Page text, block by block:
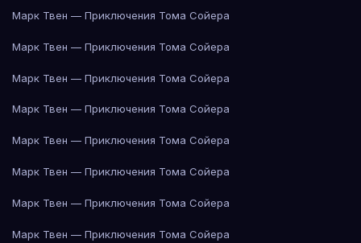
Марк Твен — Приключения Тома Сойера
Марк Твен — Приключения Тома Сойера
Марк Твен — Приключения Тома Сойера
Марк Твен — Приключения Тома Сойера
Марк Твен — Приключения Тома Сойера
Марк Твен — Приключения Тома Сойера
Марк Твен — Приключения Тома Сойера
Марк Твен — Приключения Тома Сойера